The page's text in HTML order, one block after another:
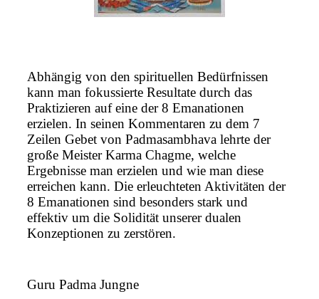
Abhängig von den spirituellen Bedürfnissen
kann man fokussierte Resultate durch das
Praktizieren auf eine der 8 Emanationen
erzielen. In seinen Kommentaren zu dem 7
Zeilen Gebet von Padmasambhava lehrte der
große Meister Karma Chagme, welche
Ergebnisse man erzielen und wie man diese
erreichen kann. Die erleuchteten Aktivitäten der
8 Emanationen sind besonders stark und
effektiv um die Solidität unserer dualen
Konzeptionen zu zerstören.
Guru Padma Jungne